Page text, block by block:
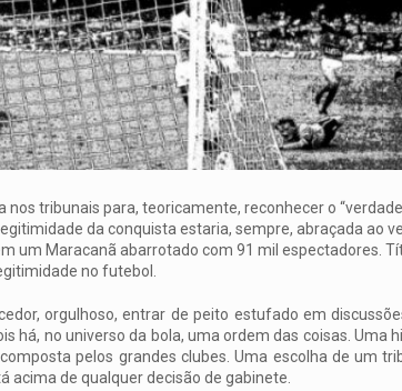
tribunais para, teoricamente, reconhecer o
da conquista estaria, sempre, abraçada ao
um Maracanã abarrotado com 91 mil espectadores.
no futebol.
orgulhoso, entrar de peito estufado em
há, no universo da bola, uma ordem das coisas. Uma
pelos grandes clubes. Uma escolha de um
acima de qualquer decisão de gabinete.